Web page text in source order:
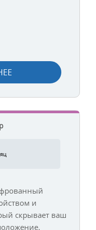
и
скрывает ваш